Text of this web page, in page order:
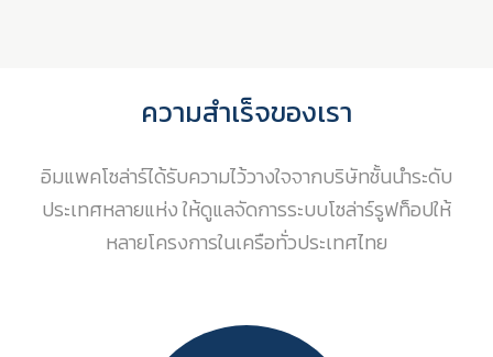
ความสำเร็จของเรา
อิมแพคโซล่าร์ได้รับความไว้วางใจจากบริษัทชั้นนำระดับ
ประเทศหลายแห่ง ให้ดูแลจัดการระบบโซล่าร์รูฟท็อปให้
หลายโครงการในเครือทั่วประเทศไทย